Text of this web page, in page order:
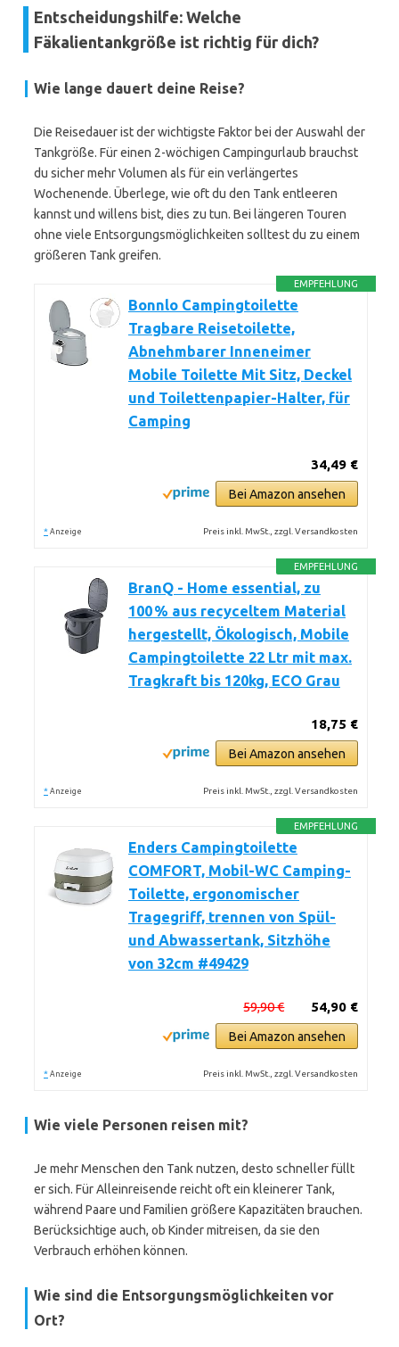
Entscheidungshilfe: Welche
Fäkalientankgröße ist richtig für dich?
Wie lange dauert deine Reise?
Die Reisedauer ist der wichtigste Faktor bei der Auswahl der
Tankgröße. Für einen 2-wöchigen Campingurlaub brauchst
du sicher mehr Volumen als für ein verlängertes
Wochenende. Überlege, wie oft du den Tank entleeren
kannst und willens bist, dies zu tun. Bei längeren Touren
ohne viele Entsorgungsmöglichkeiten solltest du zu einem
größeren Tank greifen.
EMPFEHLUNG
Bonnlo Campingtoilette
Tragbare Reisetoilette,
Abnehmbarer Inneneimer
Mobile Toilette Mit Sitz, Deckel
und Toilettenpapier-Halter, für
Camping
34,49 €
Bei Amazon ansehen
* Anzeige Preis inkl. MwSt., zzgl. Versandkosten
EMPFEHLUNG
BranQ - Home essential, zu
100 % aus recyceltem Material
hergestellt, Ökologisch, Mobile
Campingtoilette 22 Ltr mit max.
Tragkraft bis 120kg, ECO Grau
18,75 €
Bei Amazon ansehen
* Anzeige Preis inkl. MwSt., zzgl. Versandkosten
EMPFEHLUNG
Enders Campingtoilette
COMFORT, Mobil-WC Camping-
Toilette, ergonomischer
Tragegriff, trennen von Spül-
und Abwassertank, Sitzhöhe
von 32cm #49429
54,90 €
59,90 €
Bei Amazon ansehen
* Anzeige Preis inkl. MwSt., zzgl. Versandkosten
Wie viele Personen reisen mit?
Je mehr Menschen den Tank nutzen, desto schneller füllt
er sich. Für Alleinreisende reicht oft ein kleinerer Tank,
während Paare und Familien größere Kapazitäten brauchen.
Berücksichtige auch, ob Kinder mitreisen, da sie den
Verbrauch erhöhen können.
Wie sind die Entsorgungsmöglichkeiten vor
Ort?